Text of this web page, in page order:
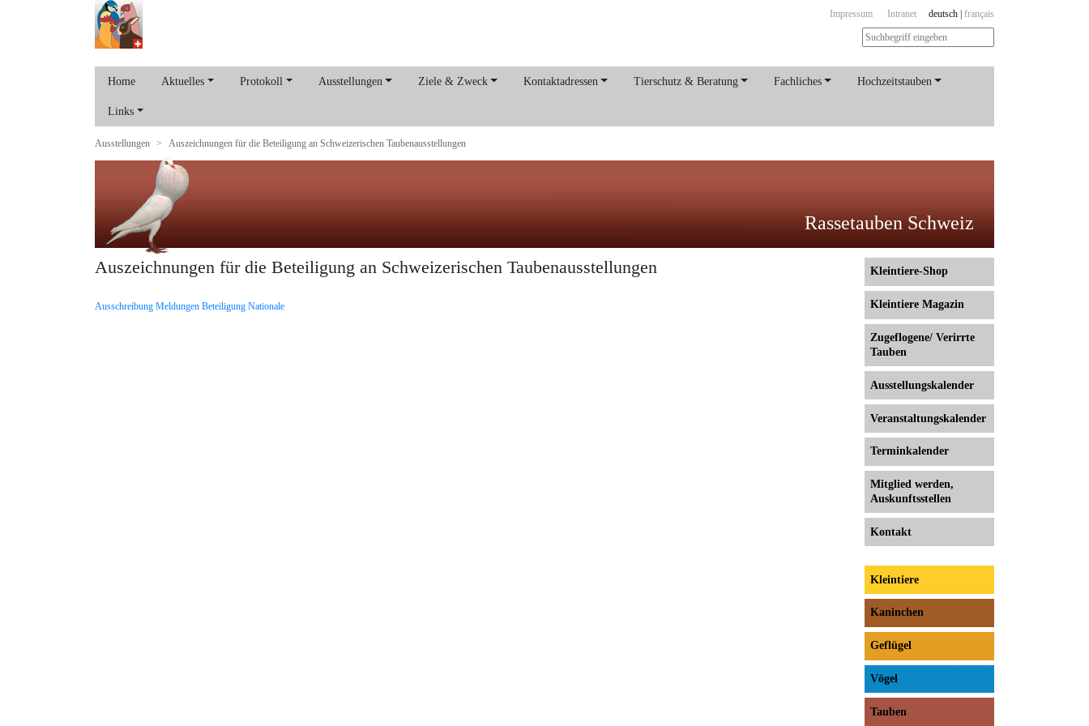
Impressum Intranet deutsch français
Home Aktuelles Protokoll Ausstellungen Ziele & Zweck Kontaktadressen Tierschutz & Beratung Fachliches Hochzeitstauben
Links
Ausstellungen Auszeichnungen für die Beteiligung an Schweizerischen Taubenausstellungen
Rassetauben Schweiz
Auszeichnungen für die Beteiligung an Schweizerischen Taubenausstellungen
Ausschreibung Meldungen Beteiligung Nationale
Kleintiere-Shop
Kleintiere Magazin
Zugeflogene/ Verirrte
Tauben
Ausstellungs­kalender
Veranstaltungs­kalender
Terminkalender
Mitglied werden,
Auskunftsstellen
Kontakt
Kleintiere
Kaninchen
Geflügel
Vögel
Tauben